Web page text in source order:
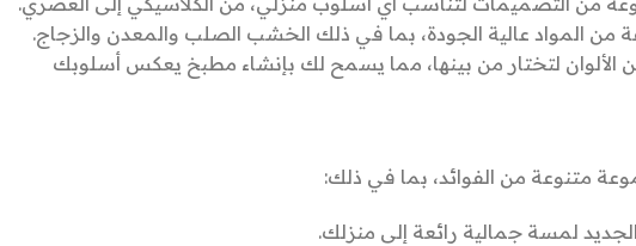
من المواد عالية الجودة، بما في ذلك الخشب الصلب والمعدن والزجاج.
الألوان لتختار من بينها، مما يسمح لك بإنشاء مطبخ يعكس أسلوبك
متنوعة من الفوائد، بما في ذلك:
لمسة جمالية رائعة إلى منزلك.